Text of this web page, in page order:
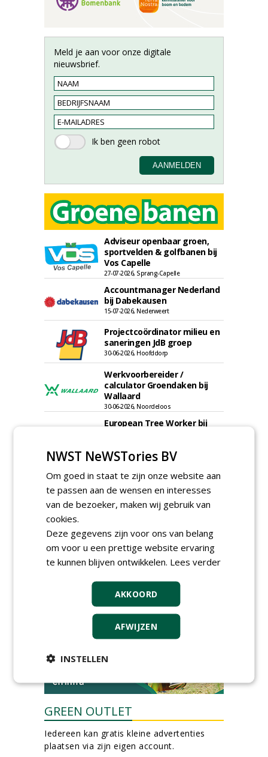
Meld je aan voor onze digitale
nieuwsbrief.
Adviseur openbaar groen,
sportvelden & golfbanen bij
Vos Capelle
27-07-2026, Sprang-Capelle
Accountmanager Nederland
bij Dabekausen
15-07-2026, Nederweert
Projectcoördinator milieu en
saneringen JdB groep
30-06-2026, Hoofddorp
Werkvoorbereider /
calculator Groendaken bij
Wallaard
30-06-2026, Noordeloos
European Tree Worker bij
Meewerkend Voorman Groen
bij Wallaard
30-06-2026, 80 km rond Noordeloos
Werkvoorbereider
week) bij SmitsRinsma
24-06-2026, Zutphen en op project locatie
Ervaren werkvoorbereider
(32-40 uur) bij SmitsRinsma
meer Groene Banen
GREEN OUTLET
Iedereen kan gratis kleine advertenties
plaatsen via zijn eigen account.
NWST NeWSTories BV
Om goed in staat te zijn onze website aan
te passen aan de wensen en interesses
van de bezoeker, maken wij gebruik van
cookies.
Deze gegevens zijn voor ons van belang
om voor u een prettige website ervaring
te kunnen blijven ontwikkelen. Lees verder
AKKOORD
AFWIJZEN
INSTELLEN